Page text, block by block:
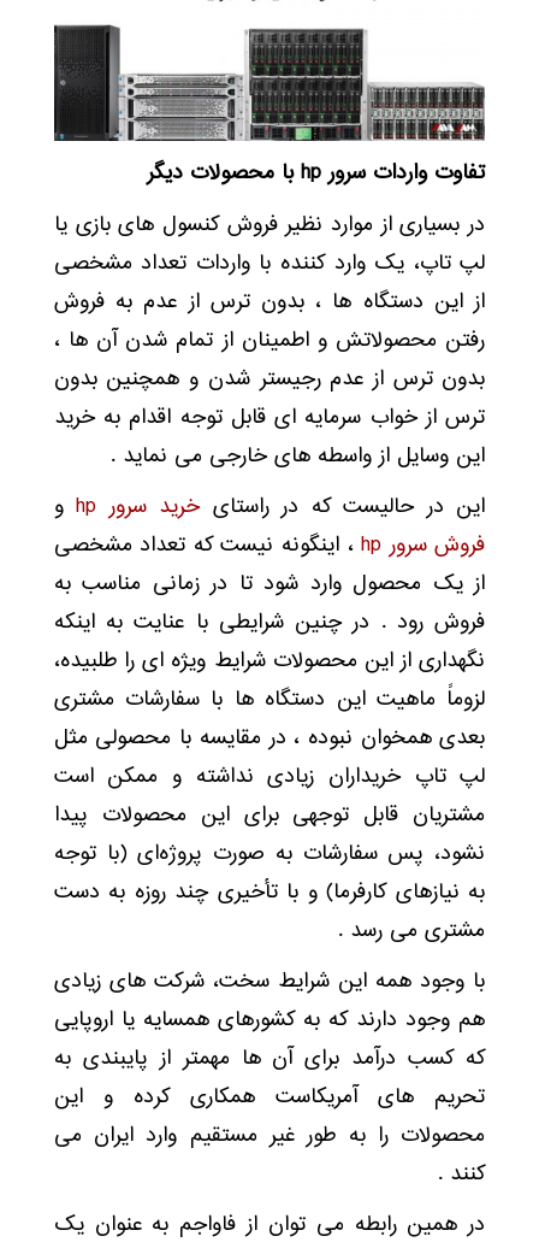
تفاوت واردات سرورhpبا محصولات دیگر
در بسیاری از موارد نظیر فروش کنسول های بازی یا
لپ تاپ، یک وارد کننده با واردات تعداد مشخصی
از این دستگاه ها ، بدون ترس از عدم به فروش
رفتن محصولاتش و اطمینان از تمام شدن آن ها ،
بدون ترس از عدم رجیستر شدن و همچنین بدون
ترس از خواب سرمایه ای قابل توجه اقدام به خرید
این وسایل از واسطه های خارجی می نماید .
این در حالیست که در راستایخرید سرور hp
و
فروش سرور hp
، اینگونه نیست که تعداد مشخصی
از یک محصول وارد شود تا در زمانی مناسب به
فروش رود . در چنین شرایطی با عنایت به اینکه
نگهداری از این محصولات شرایط ویژه ای را طلبیده،
لزوماً ماهیت این دستگاه ها با سفارشات مشتری
بعدی همخوان نبوده ، در مقایسه با محصولی مثل
لپ تاپ خریداران زیادی نداشته و ممکن است
مشتریان قابل توجهی برای این محصولات پیدا
نشود، پس سفارشات به صورت پروژه‌ای (با توجه
به نیازهای کارفرما) و با تأخیری چند روزه به دست
مشتری می رسد .
با وجود همه این شرایط سخت، شرکت های زیادی
هم وجود دارند که به کشورهای همسایه یا اروپایی
که کسب درآمد برای آن ها مهمتر از پایبندی به
تحریم های آمریکاست همکاری کرده و این
محصولات را به طور غیر مستقیم وارد ایران می
کنند .
در همین رابطه می توان از فاواجم به عنوان یک